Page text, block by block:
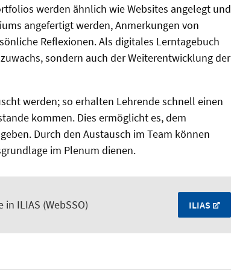
werden ähnlich wie Websites angelegt und
angefertigt werden, Anmerkungen von
Reflexionen. Als digitales Lerntagebuch
sondern auch der Weiterentwicklung der
werden; so erhalten Lehrende schnell einen
kommen. Dies ermöglicht es, dem
Durch den Austausch im Team können
im Plenum dienen.
ILIAS (WebSSO) ILIAS